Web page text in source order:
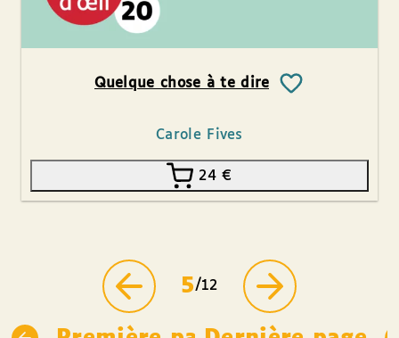
Quelque chose à te dire
Carole Fives
24€
5/12